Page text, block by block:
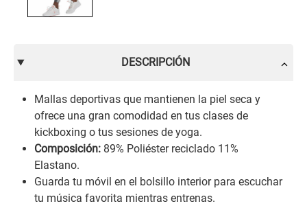
DESCRIPCIÓN
Mallas deportivas que mantienen la piel seca y
ofrece una gran comodidad en tus clases de
kickboxing o tus sesiones de yoga.
Composición: 89% Poliéster reciclado 11%
Elastano.
Guarda tu móvil en el bolsillo interior para escuchar
tu música favorita mientras entrenas.